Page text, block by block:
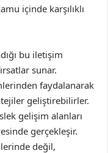
içinde karşılıklı
bu iletişim
sunar.
faydalanarak
geliştirebilirler.
gelişim alanları
gerçekleşir.
değil,